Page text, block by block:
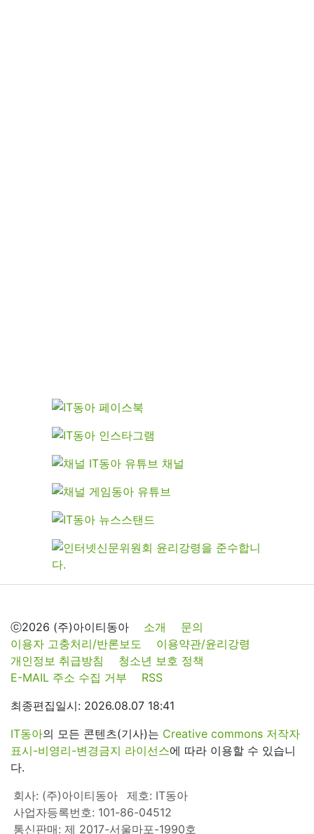
ⓒ2026 (주)아이티동아 소개
문의
이용자 고충처리/반론보도
이용약관/윤리강령
개인정보 취급방침
청소년 보호 정책
E-MAIL 주소 수집 거부
RSS
최종편집일시: 2026.08.07 18:41
IT동아의 모든 콘텐츠(기사)는 Creative commons 저작자
표시-비영리-변경금지 라이선스에 따라 이용할 수 있습니
다.
회사: (주)아이티동아
제호: IT동아
사업자등록번호: 101-86-04512
통신판매: 제 2017-서울마포-1990호